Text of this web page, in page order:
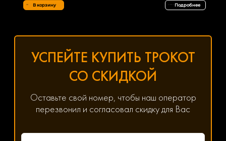
В корзину Подробнее
УСПЕЙТЕ КУПИТЬ ТРОКОТ
СО СКИДКОЙ
Оставьте свой номер, чтобы наш оператор
перезвонил и согласовал скидку для Вас